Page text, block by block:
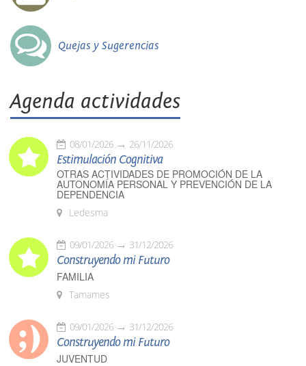
Quejas y Sugerencias
Agenda actividades
08/01/2026 26/11/2026
Estimulación Cognitiva
OTRAS ACTIVIDADES DE PROMOCIÓN DE LA
AUTONOMÍA PERSONAL Y PREVENCIÓN DE LA
DEPENDENCIA
Ledesma
09/01/2026 31/12/2026
Construyendo mi Futuro
FAMILIA
Tamames
09/01/2026 31/12/2026
Construyendo mi Futuro
JUVENTUD